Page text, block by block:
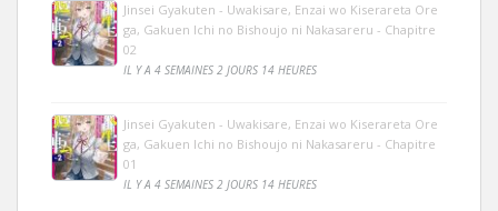
Jinsei Gyakuten - Uwakisare, Enzai wo Kiserareta Ore
ga, Gakuen Ichi no Bishoujo ni Nakasareru - Chapitre
02
IL Y A 4 SEMAINES 2 JOURS 14 HEURES
Jinsei Gyakuten - Uwakisare, Enzai wo Kiserareta Ore
ga, Gakuen Ichi no Bishoujo ni Nakasareru - Chapitre
01
IL Y A 4 SEMAINES 2 JOURS 14 HEURES